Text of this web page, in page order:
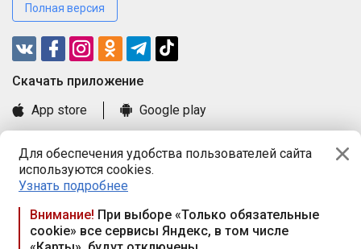
Для обеспечения удобства пользователей сайта
используются cookies.
Узнать подробнее
Внимание! При выборе «Только обязательные
cookie» все сервисы Яндекс, в том числе
Полная версия
Cкачать приложение
App store
Google play
Книга замечаний и предложений
Правила и документы
Praca.by © 2000—2026, ООО «ПРАЦА БАЙ»
Республика Беларусь, 220114, г. Минск, пр-т Независимости
117а, пом. № 9.